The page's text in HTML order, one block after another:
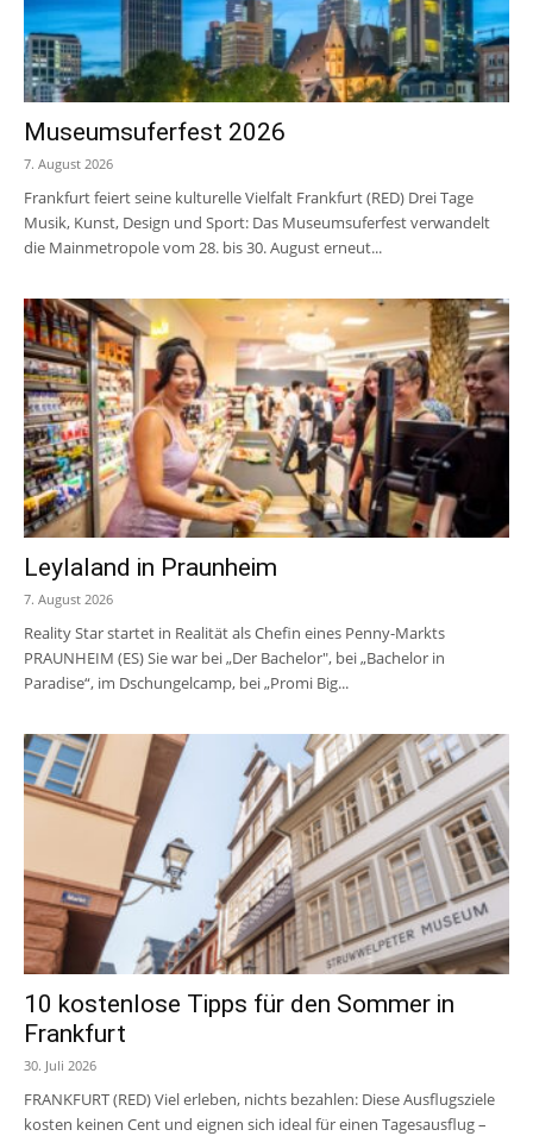
Museumsuferfest 2026
7. August 2026
Frankfurt feiert seine kulturelle Vielfalt Frankfurt (RED) Drei Tage
Musik, Kunst, Design und Sport: Das Museumsuferfest verwandelt
die Mainmetropole vom 28. bis 30. August erneut...
Leylaland in Praunheim
7. August 2026
Reality Star startet in Realität als Chefin eines Penny-Markts
PRAUNHEIM (ES) Sie war bei „Der Bachelor", bei „Bachelor in
Paradise“, im Dschungelcamp, bei „Promi Big...
10 kostenlose Tipps für den Sommer in
Frankfurt
30. Juli 2026
FRANKFURT (RED) Viel erleben, nichts bezahlen: Diese Ausflugsziele
kosten keinen Cent und eignen sich ideal für einen Tagesausflug –